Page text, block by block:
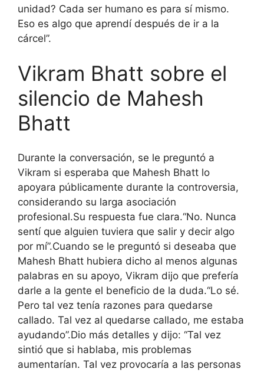
unidad? Cada ser humano es para sí mismo.
Eso es algo que aprendí después de ir a la
cárcel”.
Vikram Bhatt sobre el
silencio de Mahesh
Bhatt
Durante la conversación, se le preguntó a
Vikram si esperaba que Mahesh Bhatt lo
apoyara públicamente durante la controversia,
considerando su larga asociación
profesional.Su respuesta fue clara.“No. Nunca
sentí que alguien tuviera que salir y decir algo
por mí”.Cuando se le preguntó si deseaba que
Mahesh Bhatt hubiera dicho al menos algunas
palabras en su apoyo, Vikram dijo que prefería
darle a la gente el beneficio de la duda.“Lo sé.
Pero tal vez tenía razones para quedarse
callado. Tal vez al quedarse callado, me estaba
ayudando”.Dio más detalles y dijo: “Tal vez
sintió que si hablaba, mis problemas
aumentarían. Tal vez provocaría a las personas